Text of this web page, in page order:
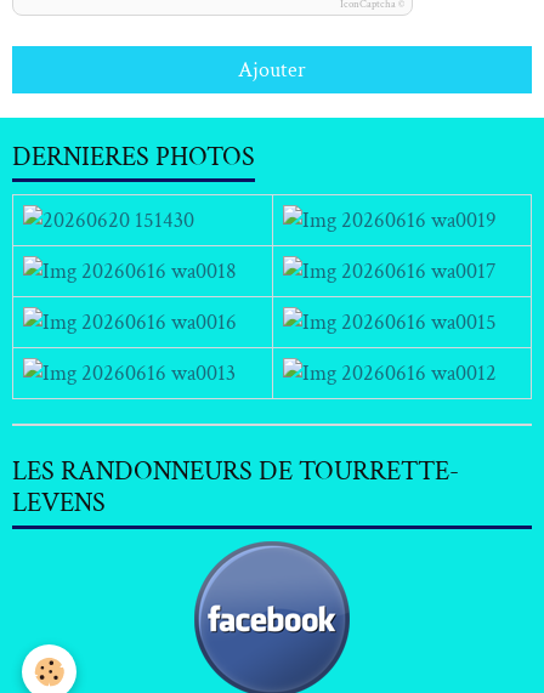
IconCaptcha ©
Ajouter
DERNIERES PHOTOS
LES RANDONNEURS DE TOURRETTE-
LEVENS